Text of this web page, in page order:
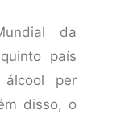
da
país
per
disso, o